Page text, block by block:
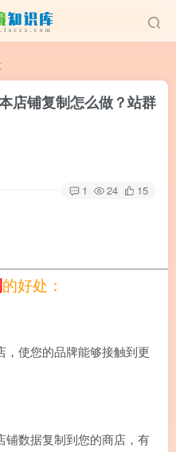
店铺复制怎么做？站群
1 24 15
的好处：
使您的品牌能够接触到更
铺数据复制到您的商店，有